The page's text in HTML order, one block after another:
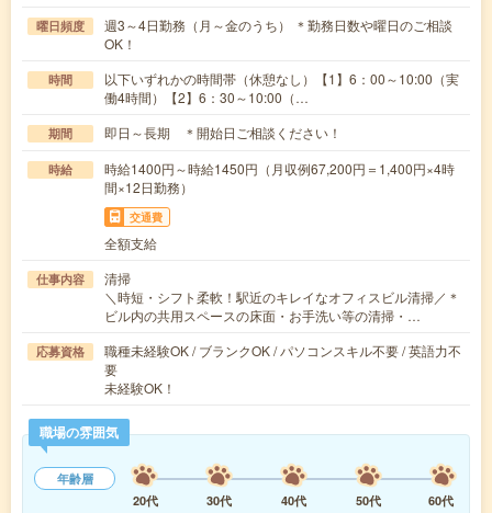
曜日頻度
週3～4日勤務（月～金のうち） ＊勤務日数や曜日のご相談
OK！
時間
以下いずれかの時間帯（休憩なし）【1】6：00～10:00（実
働4時間）【2】6：30～10:00（…
期間 即日～長期 ＊開始日ご相談ください！
時給
時給1400円～時給1450円（月収例67,200円＝1,400円×4時
間×12日勤務）
交通費
全額支給
仕事内容
清掃
＼時短・シフト柔軟！駅近のキレイなオフィスビル清掃／＊
ビル内の共用スペースの床面・お手洗い等の清掃・…
応募資格
職種未経験OK / ブランクOK / パソコンスキル不要 / 英語力不
要
未経験OK！
職場の雰囲気
年齢層
20代
30代 40代 50代 60代